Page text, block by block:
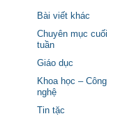
Bài viết khác
Chuyên mục cuối
tuần
Giáo dục
Khoa học – Công
nghệ
Tin tặc